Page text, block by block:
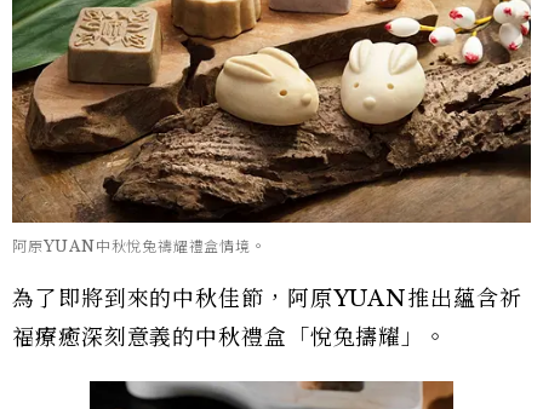
阿原YUAN中秋悅兔禱耀禮盒情境。
為了即將到來的中秋佳節，阿原YUAN推出蘊含祈
福療癒深刻意義的中秋禮盒「悅兔擣耀」。